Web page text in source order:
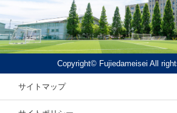
Copyright© Fujiedameisei All
サイトマップ